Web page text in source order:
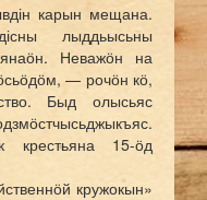
карын мещана.
лыддьысьны
Неважӧн на
— рочӧн кӧ,
Быд олысьяс
крестьяна 15-ӧд
кружокын»